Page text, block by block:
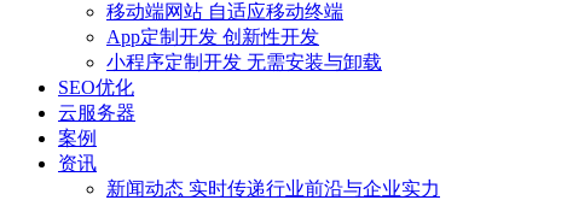
移动端网站 自适应移动终端
App定制开发 创新性开发
小程序定制开发 无需安装与卸载
SEO优化
云服务器
案例
资讯
新闻动态 实时传递行业前沿与企业实力